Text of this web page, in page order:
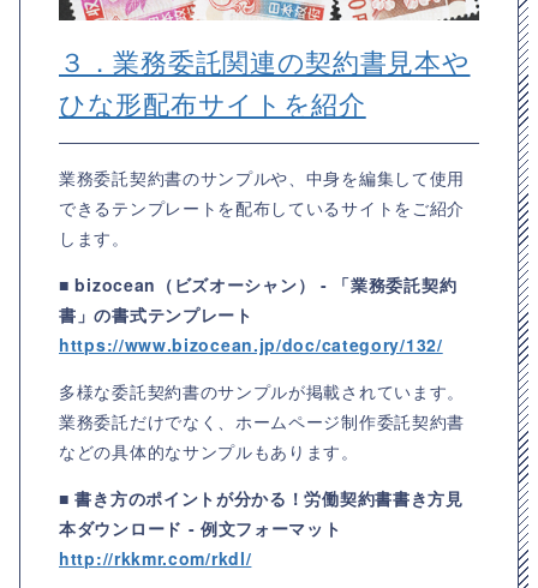
３．業務委託関連の契約書見本や
ひな形配布サイトを紹介
業務委託契約書のサンプルや、中身を編集して使用
できるテンプレートを配布しているサイトをご紹介
します。
■ bizocean（ビズオーシャン） - 「業務委託契約
書」の書式テンプレート
https://www.bizocean.jp/doc/category/132/
多様な委託契約書のサンプルが掲載されています。
業務委託だけでなく、ホームページ制作委託契約書
などの具体的なサンプルもあります。
■ 書き方のポイントが分かる！労働契約書書き方見
本ダウンロード - 例文フォーマット
http://rkkmr.com/rkdl/